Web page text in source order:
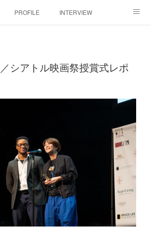
PROFILE INTERVIEW
シアトル映画祭授賞式レポ